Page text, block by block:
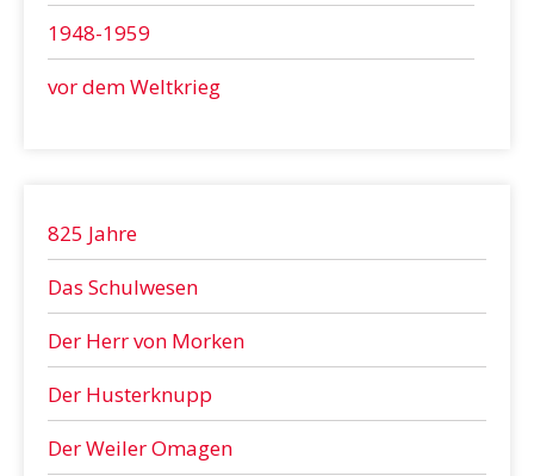
1948-1959
vor dem Weltkrieg
825 Jahre
Das Schulwesen
Der Herr von Morken
Der Husterknupp
Der Weiler Omagen